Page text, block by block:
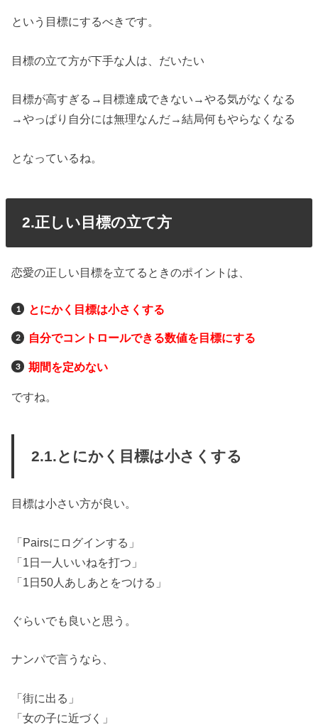
という目標にするべきです。
目標の立て方が下手な人は、だいたい
目標が高すぎる→目標達成できない→やる気がなくなる
→やっぱり自分には無理なんだ→結局何もやらなくなる
となっているね。
2.正しい目標の立て方
恋愛の正しい目標を立てるときのポイントは、
とにかく目標は小さくする
自分でコントロールできる数値を目標にする
期間を定めない
ですね。
2.1.とにかく目標は小さくする
目標は小さい方が良い。
「Pairsにログインする」
「1日一人いいねを打つ」
「1日50人あしあとをつける」
ぐらいでも良いと思う。
ナンパで言うなら、
「街に出る」
「女の子に近づく」